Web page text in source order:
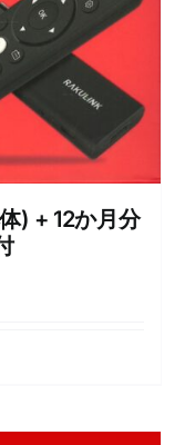
) + 12か月分